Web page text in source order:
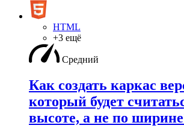
HTML
+3 ещё
Средний
Как создать каркас
который будет
высоте, а не по